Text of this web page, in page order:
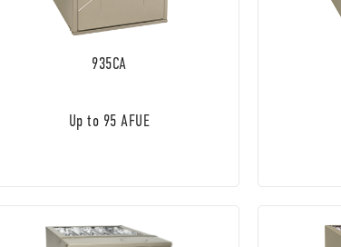
935CA
Up to 95 AFUE